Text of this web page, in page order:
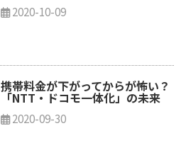
2020-10-09
携帯料金が下がってからが怖い？
「NTT・ドコモ一体化」の未来
2020-09-30